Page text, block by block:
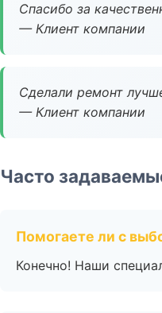
Спасибо за
— Клиент компании
Сделали ремонт
— Клиент компании
Часто
Помогаете ли с
Конечно! Наши